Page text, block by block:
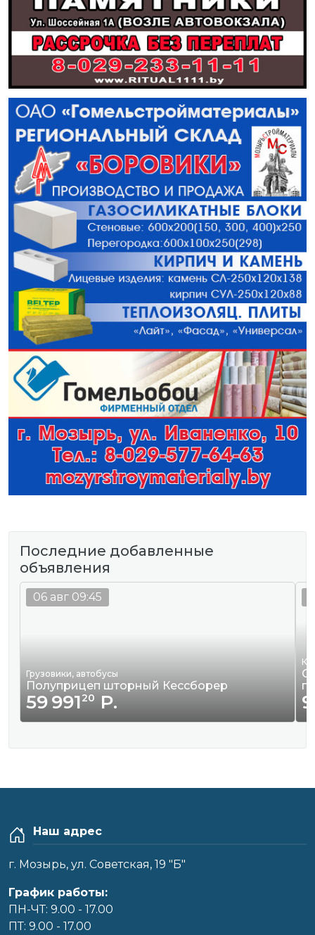
Последние добавленные
объявления
Грузовики, автобусы
Полуприцеп шторный Кессборер
59 99120Р.
06 авг 09:45
Наш адрес
г. Мозырь, ул. Советская, 19 "Б"
График работы:
ПН-ЧТ: 9.00 - 17.00
ПТ: 9.00 - 17.00